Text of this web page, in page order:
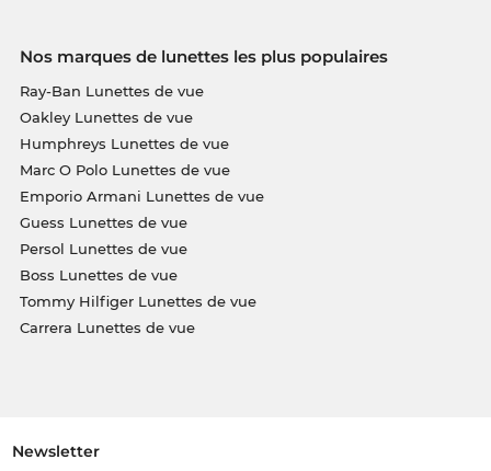
Nos marques de lunettes les plus populaires
Ray-Ban Lunettes de vue
Oakley Lunettes de vue
Humphreys Lunettes de vue
Marc O Polo Lunettes de vue
Emporio Armani Lunettes de vue
Guess Lunettes de vue
Persol Lunettes de vue
Boss Lunettes de vue
Tommy Hilfiger Lunettes de vue
Carrera Lunettes de vue
Newsletter